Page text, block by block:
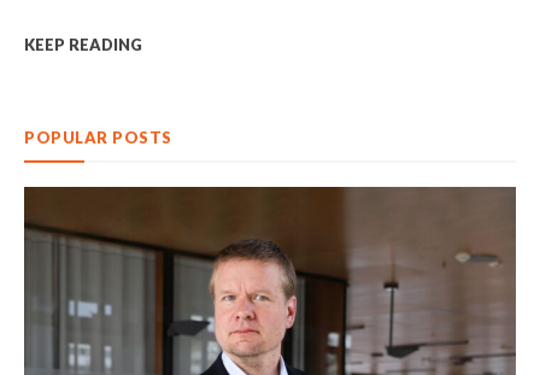
KEEP READING
POPULAR POSTS